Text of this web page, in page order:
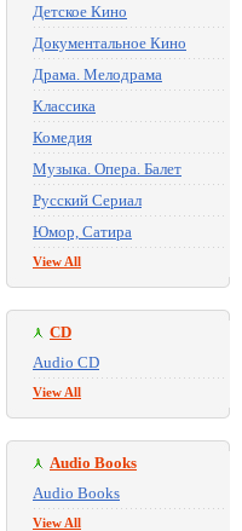
Детское Кино
Документальное Кино
Драма. Мелодрама
Классика
Комедия
Музыка. Опера. Балет
Русский Сериал
Юмор, Сатира
View All
CD
Audio CD
View All
Audio Books
Audio Books
View All